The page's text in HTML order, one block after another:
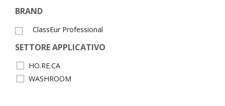
BRAND
ClassEur Professional
SETTORE APPLICATIVO
HO.RE.CA
WASHROOM